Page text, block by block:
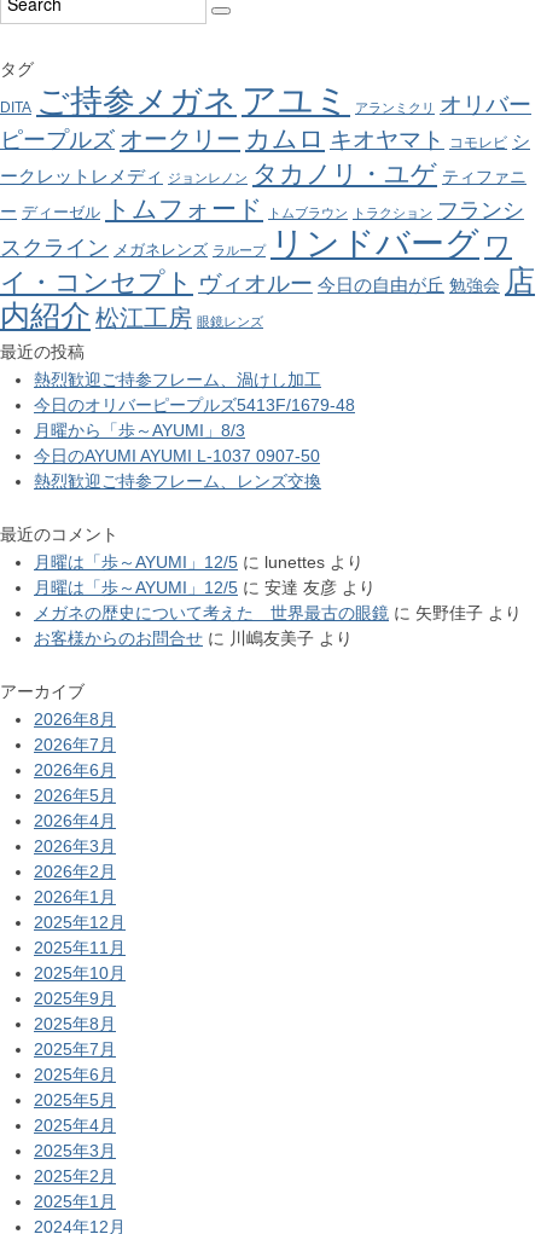
タグ
DITA ご持参メガネ アユミ アランミクリ
オリバー
ピープルズ オークリー カムロ キオヤマト コモレビ シ
ークレットレメディ
ジョンレノン タカノリ・ユゲ ティファニ
ー ディーゼル トムフォード トムブラウン トラクション フランシ
スクライン メガネレンズ ラループ リンドバーグ ワ
イ・コンセプト ヴィオルー 今日の自由が丘 勉強会 店
内紹介 松江工房 眼鏡レンズ
最近の投稿
熱烈歓迎ご持参フレーム、渦けし加工
今日のオリバーピープルズ5413F/1679-48
月曜から「歩～AYUMI」8/3
今日のAYUMI AYUMI L-1037 0907-50
熱烈歓迎ご持参フレーム、レンズ交換
最近のコメント
月曜は「歩～AYUMI」12/5 に lunettes より
月曜は「歩～AYUMI」12/5 に 安達 友彦 より
メガネの歴史について考えた 世界最古の眼鏡 に 矢野佳子 より
お客様からのお問合せ に 川嶋友美子 より
アーカイブ
2026年8月
2026年7月
2026年6月
2026年5月
2026年4月
2026年3月
2026年2月
2026年1月
2025年12月
2025年11月
2025年10月
2025年9月
2025年8月
2025年7月
2025年6月
2025年5月
2025年4月
2025年3月
2025年2月
2025年1月
2024年12月